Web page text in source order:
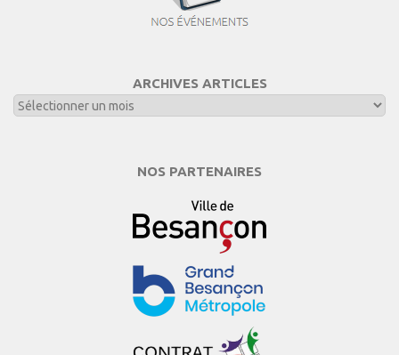
ARCHIVES ARTICLES
NOS PARTENAIRES